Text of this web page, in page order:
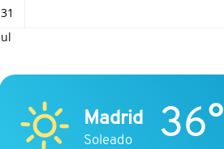
31
Madrid
Soleado 36°